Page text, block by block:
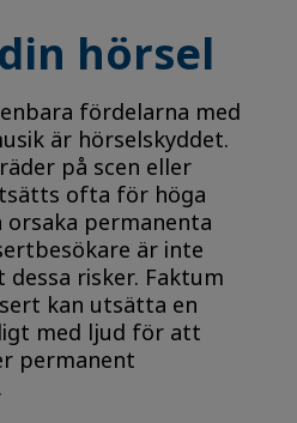
hörsel
fördelarna med
är hörselskyddet.
på scen eller
ofta för höga
orsaka permanenta
är inte
risker. Faktum
kan utsätta en
med ljud för att
permanent